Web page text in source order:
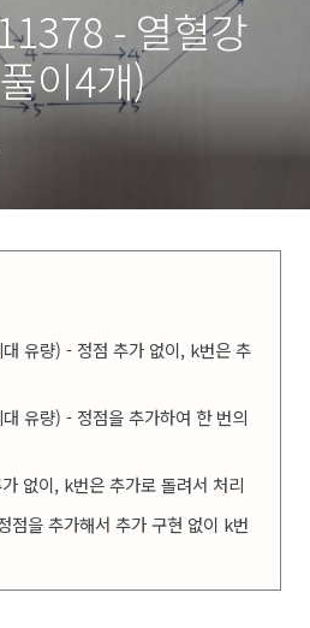
- 열혈강
이4개)
유량) - 정점 추가 없이, k번은 추
유량) - 정점을 추가하여 한 번의
없이, k번은 추가로 돌려서 처리
점을 추가해서 추가 구현 없이 k번